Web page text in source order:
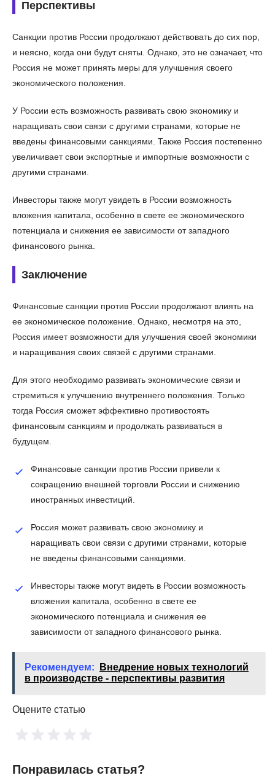
Перспективы
Санкции против России продолжают действовать до сих пор,
и неясно, когда они будут сняты. Однако, это не означает, что
Россия не может принять меры для улучшения своего
экономического положения.
У России есть возможность развивать свою экономику и
наращивать свои связи с другими странами, которые не
введены финансовыми санкциями. Также Россия постепенно
увеличивает свои экспортные и импортные возможности с
другими странами.
Инвесторы также могут увидеть в России возможность
вложения капитала, особенно в свете ее экономического
потенциала и снижения ее зависимости от западного
финансового рынка.
Заключение
Финансовые санкции против России продолжают влиять на
ее экономическое положение. Однако, несмотря на это,
Россия имеет возможности для улучшения своей экономики
и наращивания своих связей с другими странами.
Для этого необходимо развивать экономические связи и
стремиться к улучшению внутреннего положения. Только
тогда Россия сможет эффективно противостоять
финансовым санкциям и продолжать развиваться в
будущем.
Финансовые санкции против России привели к
сокращению внешней торговли России и снижению
иностранных инвестиций.
Россия может развивать свою экономику и
наращивать свои связи с другими странами, которые
не введены финансовыми санкциями.
Инвесторы также могут видеть в России возможность
вложения капитала, особенно в свете ее
экономического потенциала и снижения ее
зависимости от западного финансового рынка.
Рекомендуем:
Внедрение новых технологий
в производстве - перспективы развития
Оцените статью
Понравилась статья?